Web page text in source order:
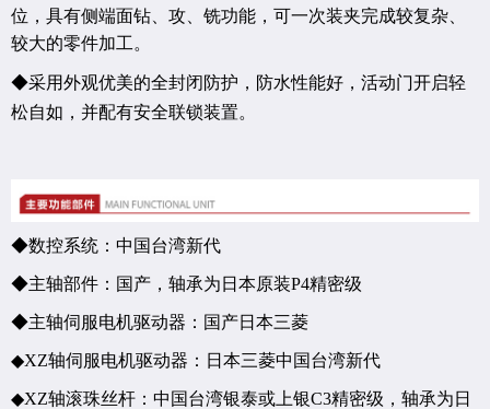
位，具有侧端面钻、攻、铣功能，可一次装夹完成较复杂、
较大的零件加工。
◆采用外观优美的全封闭防护，防水性能好，活动门开启轻
松自如，并配有安全联锁装置。
◆数控系统：中国台湾新代
◆主轴部件：国产，轴承为日本原装P4精密级
◆主轴伺服电机驱动器：国产日本三菱
◆XZ轴伺服电机驱动器：日本三菱中国台湾新代
◆XZ轴滚珠丝杆：中国台湾银泰或上银C3精密级，轴承为日